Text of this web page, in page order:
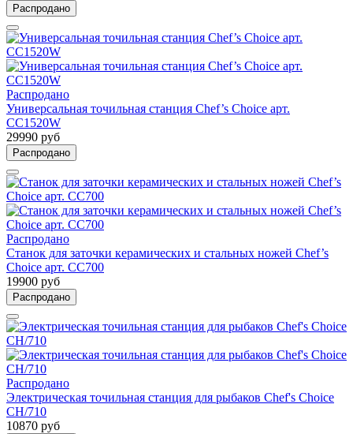
Распродано
Распродано
Универсальная точильная станция Chef’s Choice арт.
CC1520W
29990 руб
Распродано
Распродано
Станок для заточки керамических и стальных ножей Chef’s
Choice арт. CC700
19900 руб
Распродано
Распродано
Электрическая точильная станция для рыбаков Chef's Choice
СН/710
10870 руб